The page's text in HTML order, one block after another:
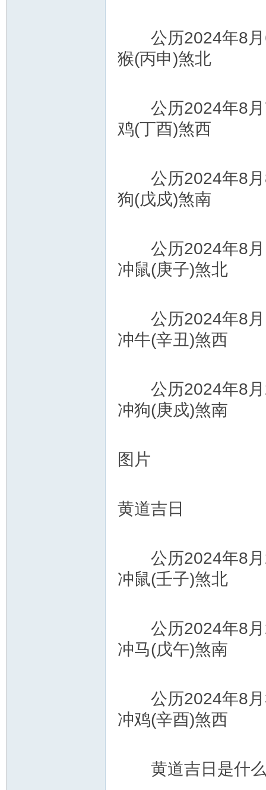
公历2024年8月6
猴(丙申)煞北
公历2024年8月7
鸡(丁酉)煞西
公历2024年8月8
狗(戊戍)煞南
公历2024年8月
冲鼠(庚子)煞北
公历2024年8月
冲牛(辛丑)煞西
公历2024年8月
冲狗(庚戍)煞南
图片
黄道吉日
公历2024年8月
冲鼠(壬子)煞北
公历2024年8月
冲马(戊午)煞南
公历2024年8月
冲鸡(辛酉)煞西
黄道吉日是什